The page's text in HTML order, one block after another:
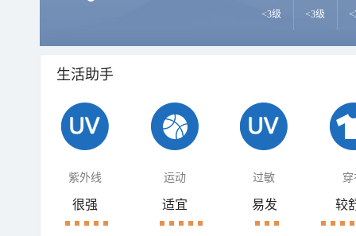
<3级 <3级
生活助手
紫外线 运动 过敏 穿
很强 适宜 易发 较